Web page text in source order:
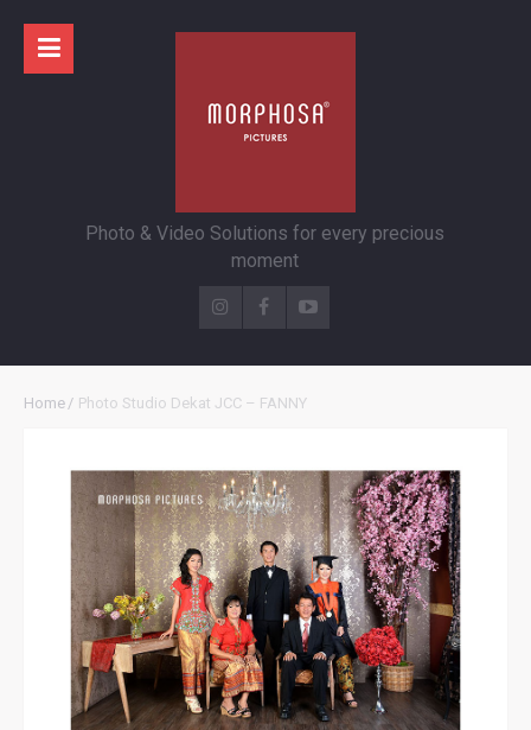
Photo & Video Solutions for every precious
moment
Home / Photo Studio Dekat JCC – FANNY